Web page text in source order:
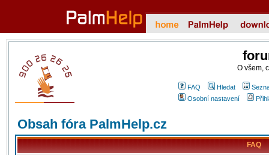
O všem,
FAQ Hledat
Osobní nastavení
Obsah fóra PalmHelp.cz
FAQ